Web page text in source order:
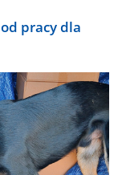
pracy dla